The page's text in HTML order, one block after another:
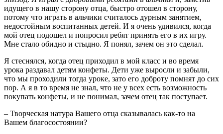
идущего в нашу сторону отца, быстро отошел в сторону,
потому что играть в альчики считалось дурным занятием,
недостойным воспитанных детей. И я очень удивился, когда
мой отец подошел и попросил ребят принять его в их игру.
Мне стало обидно и стыдно. Я понял, зачем он это сделал.
Я стеснялся, когда отец приходил в мой класс и во время
урока раздавал детям конфеты. Дети уже выросли и забыли,
что мы проходили тогда уроке, зато его доброту помнят до сих
пор. А я в то время не знал, что не у всех есть возможность
покупать конфеты, и не понимал, зачем отец так поступает.
– Творческая натура Вашего отца сказывалась как-то на
Вашем благосостоянии?